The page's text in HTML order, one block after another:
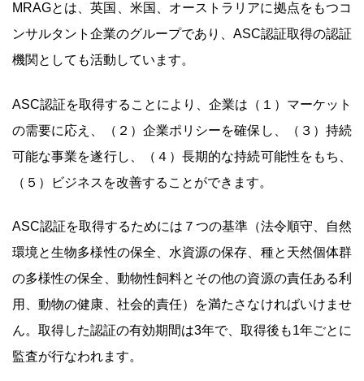
MRAGとは、英国、米国、オーストラリアに拠点をもつコ
ンサルタント企業のグループであり、ASC認証取得の認証
機関としても活動しています。
ASC認証を取得することにより、企業は（１）マーケット
の需要に応え、（２）企業ポリシーを確保し、（３）持続
可能な事業を遂行し、（４）長期的な持続可能性をもち、
（５）ビジネスを改善することができます。
ASC認証を取得するためには７つの基準（法令順守、自然
環境と生物多様性の保全、水資源の保存、種と天然個体群
の多様性の保全、動物性飼料とその他の資源の責任ある利
用、動物の健康、社会的責任）を満たさなければいけませ
ん。取得した認証の有効期間は3年で、取得後も1年ごとに
監査が行なわれます。